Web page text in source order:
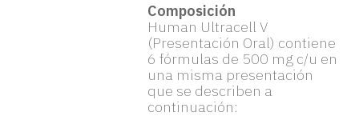
Composición
Human Ultracell V
(Presentación Oral) contiene
6 fórmulas de 500 mg c/u en
una misma presentación
que se describen a
continuación: